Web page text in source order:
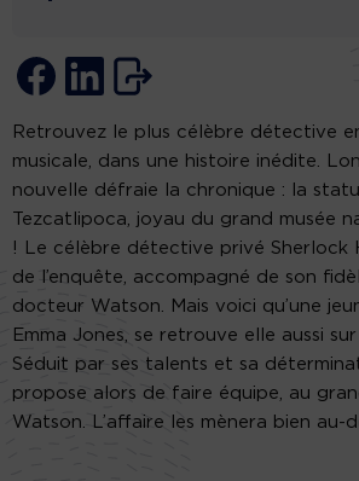
Retrouvez le plus célèbre détective
musicale, dans une histoire inédite.
nouvelle défraie la chronique : la
Tezcatlipoca, joyau du grand musée
! Le célèbre détective privé Sherlock
de l’enquête, accompagné de son
docteur Watson. Mais voici qu’une
Emma Jones, se retrouve elle aussi
Séduit par ses talents et sa
propose alors de faire équipe, au
Watson. L’affaire les mènera bien au-